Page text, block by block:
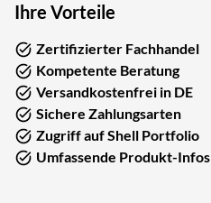
Ihre Vorteile
Zertifizierter Fachhandel
Kompetente Beratung
Versandkostenfrei in DE
Sichere Zahlungsarten
Zugriff auf Shell Portfolio
Umfassende Produkt-Infos